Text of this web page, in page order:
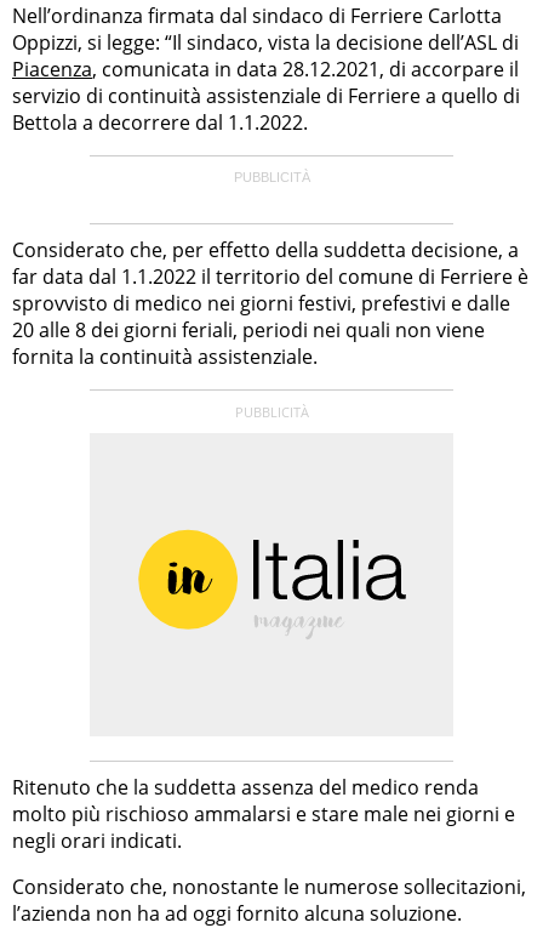
Nell’ordinanza firmata dal sindaco di Ferriere Carlotta
Oppizzi, si legge: “Il sindaco, vista la decisione dell’ASL di
Piacenza, comunicata in data 28.12.2021, di accorpare il
servizio di continuità assistenziale di Ferriere a quello di
Bettola a decorrere dal 1.1.2022.
Considerato che, per effetto della suddetta decisione, a
far data dal 1.1.2022 il territorio del comune di Ferriere è
sprovvisto di medico nei giorni festivi, prefestivi e dalle
20 alle 8 dei giorni feriali, periodi nei quali non viene
fornita la continuità assistenziale.
Ritenuto che la suddetta assenza del medico renda
molto più rischioso ammalarsi e stare male nei giorni e
negli orari indicati.
Considerato che, nonostante le numerose sollecitazioni,
l’azienda non ha ad oggi fornito alcuna soluzione.